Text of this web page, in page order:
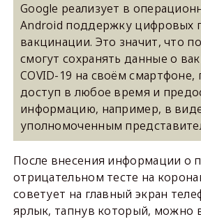
Google реализует в
Android поддержку цифровых
вакцинации. Это значит, что
смогут сохранять данные о
COVID-19 на своём смартфоне,
доступ в любое время и
информацию, например, в
уполномоченным
После внесения информации о
отрицательном тесте на
советует на главный экран
ярлык, тапнув который, можно